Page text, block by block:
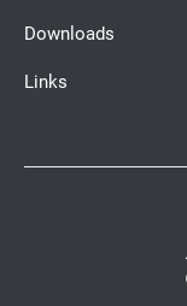
Downloads
Links